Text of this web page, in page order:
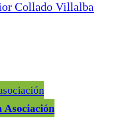
Collado Villalba
Asociación